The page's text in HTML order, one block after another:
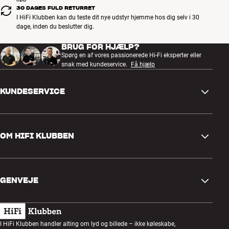
30 DAGES FULD RETURRET
I HiFi Klubben kan du teste dit nye udstyr hjemme hos dig selv i 30
dage, inden du beslutter dig.
BRUG FOR HJÆLP?
Spørg en af vores passionerede Hi-Fi eksperter eller
snak med kundeservice.
Få hjælp
KUNDESERVICE
Retur og reklamation
Fortryd ordre
Handelsbetingelser
OM HIFI KLUBBEN
Kundeklub
Lytteaften
GENVEJE
Gavekort
I HiFi Klubben handler alting om lyd og billede – ikke køleskabe,